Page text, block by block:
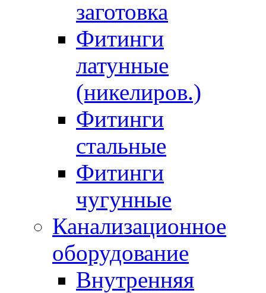
заготовка
Фитинги
латунные
(никелиров.)
Фитинги
стальные
Фитинги
чугунные
Канализационное
оборудование
Внутренняя